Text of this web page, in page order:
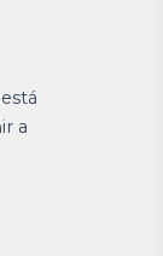
está
a